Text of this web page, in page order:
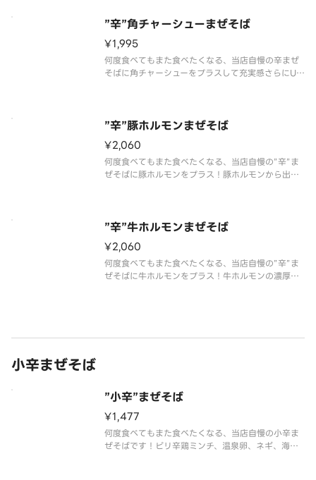
き】
”辛”角チャーシューまぜそば
¥1,995
何度食べてもまた食べたくなる、当店自慢の辛まぜ
そばに角チャーシューをプラスして充実感さらにU
き】
”辛”豚ホルモンまぜそば
¥2,060
何度食べてもまた食べたくなる、当店自慢の”辛”ま
ぜそばに豚ホルモンをプラス！豚ホルモンから出る
変用のお酢＆ミニサイズの追い飯
”辛”牛ホルモンまぜそば
¥2,060
何度食べてもまた食べたくなる、当店自慢の”辛”ま
ぜそばに牛ホルモンをプラス！牛ホルモンの濃厚な
小辛まぜそば
”小辛”まぜそば
¥1,477
何度食べてもまた食べたくなる、当店自慢の小辛ま
ぜそばです！ピリ辛鶏ミンチ、温泉卵、ネギ、海